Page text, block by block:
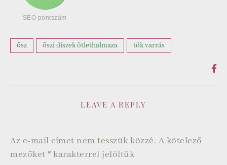
SEO pontszám
ősz őszi díszek ötlethalmaza tök varrás
LEAVE A REPLY
Az e-mail címet nem tesszük közzé. A kötelező
mezőket * karakterrel jelöltük